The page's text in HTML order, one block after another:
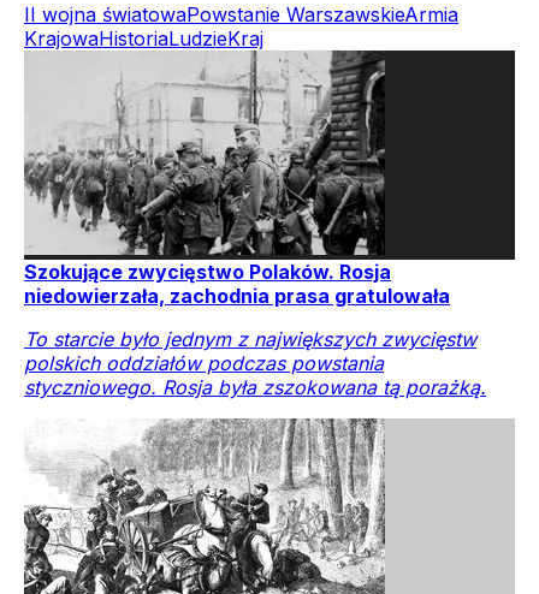
II wojna światowaPowstanie WarszawskieArmia
KrajowaHistoriaLudzieKraj
Szokujące zwycięstwo Polaków. Rosja
niedowierzała, zachodnia prasa gratulowała
To starcie było jednym z największych zwycięstw
polskich oddziałów podczas powstania
styczniowego. Rosja była zszokowana tą porażką.